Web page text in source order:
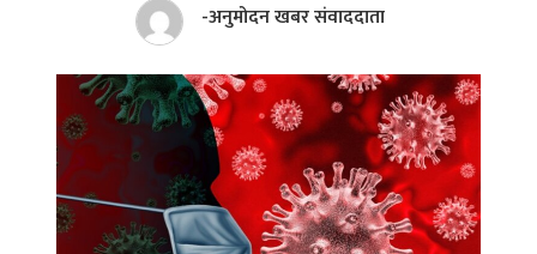
-अनुमोदन खबर संवाददाता